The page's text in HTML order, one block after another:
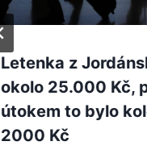
Letenka z
okolo 25.000 Kč,
útokem to bylo
2000 Kč